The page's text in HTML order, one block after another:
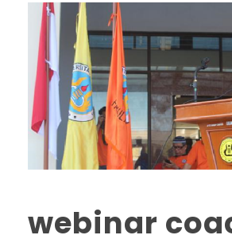
webinar